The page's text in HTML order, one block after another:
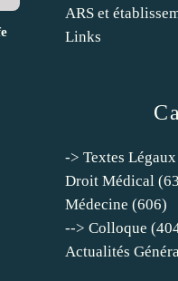
-> Textes Légaux
Droit Médical
Médecine (606)
--> Colloque
Actualités
ARS et
Links